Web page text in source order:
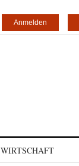
Anmelden
WIRTSCHAFT